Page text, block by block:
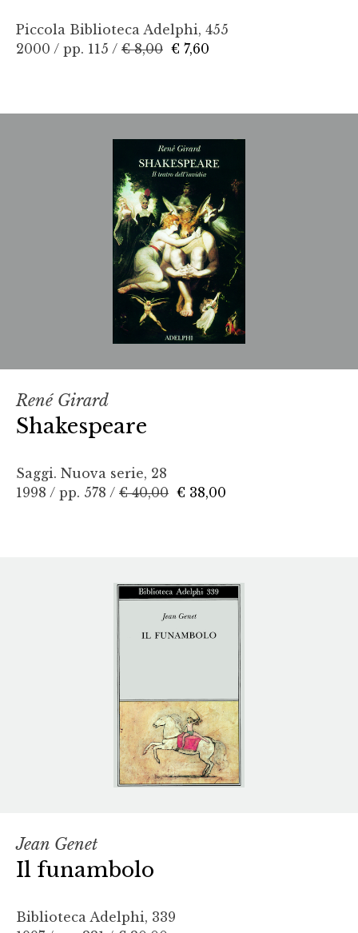
Piccola Biblioteca Adelphi, 455
2000 / pp. 115 / € 8,00 € 7,60
René Girard
Shakespeare
Saggi. Nuova serie, 28
1998 / pp. 578 / € 40,00 € 38,00
Jean Genet
Il funambolo
Biblioteca Adelphi, 339